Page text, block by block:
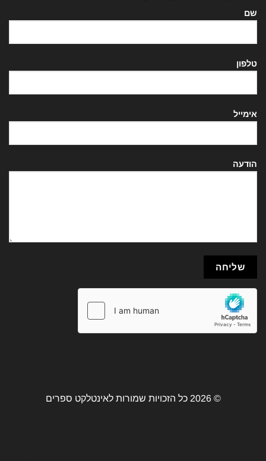
שם
טלפון
אימייל
הודעה
© 2026 כל הזכויות שמורות לאינטלקט ספרים